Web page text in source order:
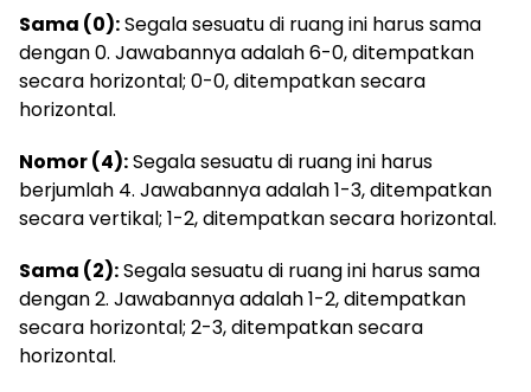
Sama (0):Segala sesuatu di ruang ini harus sama
dengan 0. Jawabannya adalah 6-0, ditempatkan
secara horizontal; 0-0, ditempatkan secara
horizontal.
Nomor (4):Segala sesuatu di ruang ini harus
berjumlah 4. Jawabannya adalah 1-3, ditempatkan
secara vertikal; 1-2, ditempatkan secara horizontal.
Sama (2):Segala sesuatu di ruang ini harus sama
dengan 2. Jawabannya adalah 1-2, ditempatkan
secara horizontal; 2-3, ditempatkan secara
horizontal.